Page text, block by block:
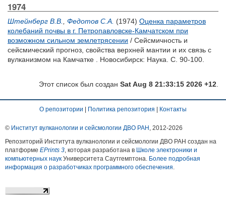
1974
Штейнберг В.В. Федотов С.А. (1974) Оценка параметров
колебаний почвы в г. Петропавловске-Камчатском при
возможном сильном землетрясении / Сейсмичность и
сейсмический прогноз, свойства верхней мантии и их связь с
вулканизмом на Камчатке . Новосибирск: Наука. С. 90-100.
Этот список был создан Sat Aug 8 21:33:15 2026 +12
О репозитории Политика репозитория Контакты
© Институт вулканологии и сейсмологии ДВО РАН , 2012-2026
Репозиторий Института вулканологии и сейсмологии ДВО РАН создан на
платформе EPrints 3, которая разработана в Школе электроники и
компьютерных наук Университета Саутгемптона. Более подробная
информация о разработчиках программного обеспечения.